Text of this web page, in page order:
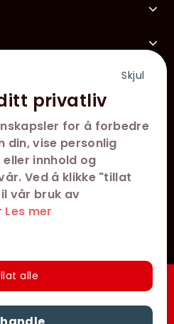
Skjul
privatliv
for å forbedre
din, vise personlig
innhold og
Ved å klikke "tillat
vår bruk av
Les mer
alle
med Hurtigkjøp